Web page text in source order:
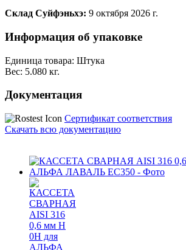
Склад Суйфэньхэ: 9 октября 2026 г.
Информация об упаковке
Единица товара: Штука
Вес: 5.080 кг.
Документация
Сертификат соответствия
Скачать всю документацию